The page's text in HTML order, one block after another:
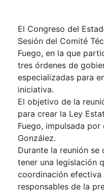
El Congreso del
Sesión del Comité
Fuego, en la que
tres órdenes de
especializadas para
iniciativa.
El objetivo de la
para crear la Ley
Fuego, impulsada
González.
Durante la reunión
tener una legislación
coordinación efectiva
responsables de la